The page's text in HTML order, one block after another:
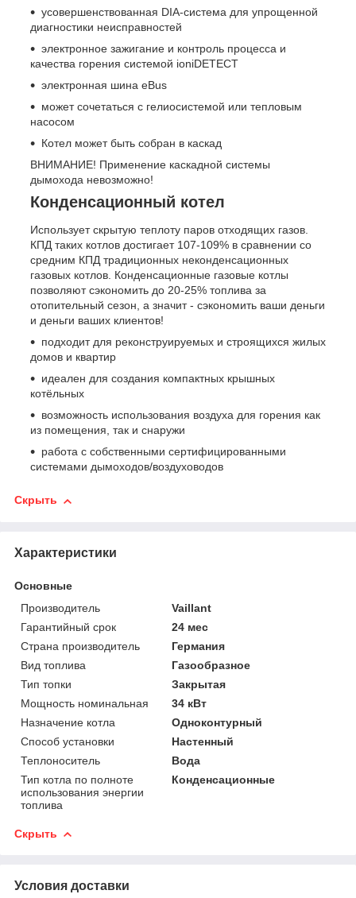
усовершенствованная DIA-система для упрощенной
диагностики неисправностей
электронное зажигание и контроль процесса и
качества горения системой ioniDETECT
электронная шина eBus
может сочетаться с гелиосистемой или тепловым
насосом
Котел может быть собран в каскад
ВНИМАНИЕ! Применение каскадной системы
дымохода невозможно!
Конденсационный котел
Использует скрытую теплоту паров отходящих газов.
КПД таких котлов достигает 107-109% в сравнении со
средним КПД традиционных неконденсационных
газовых котлов. Конденсационные газовые котлы
позволяют сэкономить до 20-25% топлива за
отопительный сезон, а значит - сэкономить ваши деньги
и деньги ваших клиентов!
подходит для реконструируемых и строящихся жилых
домов и квартир
идеален для создания компактных крышных
котёльных
возможность использования воздуха для горения как
из помещения, так и снаружи
работа с собственными сертифицированными
системами дымоходов/воздуховодов
Скрыть
Характеристики
Основные
Производитель
Vaillant
Гарантийный срок
24 мес
Страна производитель
Германия
Вид топлива
Газообразное
Тип топки
Закрытая
Мощность номинальная
34 кВт
Назначение котла
Одноконтурный
Способ установки
Настенный
Теплоноситель
Вода
Тип котла по полноте
использования энергии
топлива
Конденсационные
Скрыть
Условия доставки